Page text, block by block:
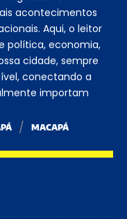
acontecimentos
Aqui, o leitor
política, economia,
cidade, sempre
conectando a
importam
MACAPÁ